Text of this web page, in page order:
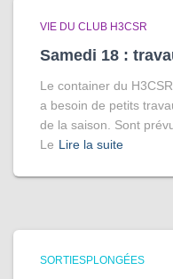
VIE DU CLUB H3CSR
Samedi 18 :
Le container du
a besoin de petits
de la saison. Sont
Le Lire la suite
SORTIESPLONGÉES